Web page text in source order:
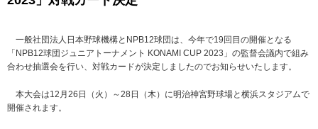
一般社団法人日本野球機構とNPB12球団は、今年で19回目の開催となる
「NPB12球団ジュニアトーナメント KONAMI CUP 2023」の監督会議内で組み
合わせ抽選会を行い、対戦カードが決定しましたのでお知らせいたします。
本大会は12月26日（火）～28日（木）に明治神宮野球場と横浜スタジアムで
開催されます。